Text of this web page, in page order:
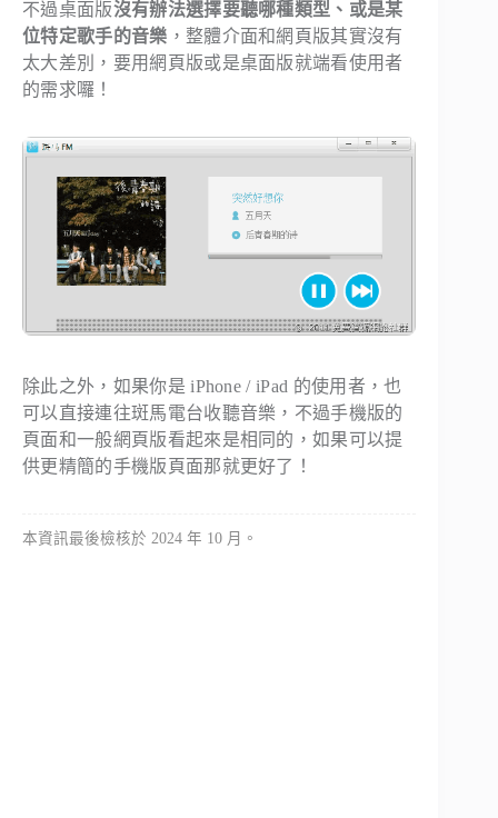
不過桌面版沒有辦法選擇要聽哪種類型、或是某
位特定歌手的音樂 ，整體介面和網頁版其實沒有
太大差別，要用網頁版或是桌面版就端看使用者
的需求囉！
除此之外，如果你是 iPhone / iPad 的使用者，也
可以直接連往斑馬電台收聽音樂，不過手機版的
頁面和一般網頁版看起來是相同的，如果可以提
供更精簡的手機版頁面那就更好了！
本資訊最後檢核於 2024 年 10 月。